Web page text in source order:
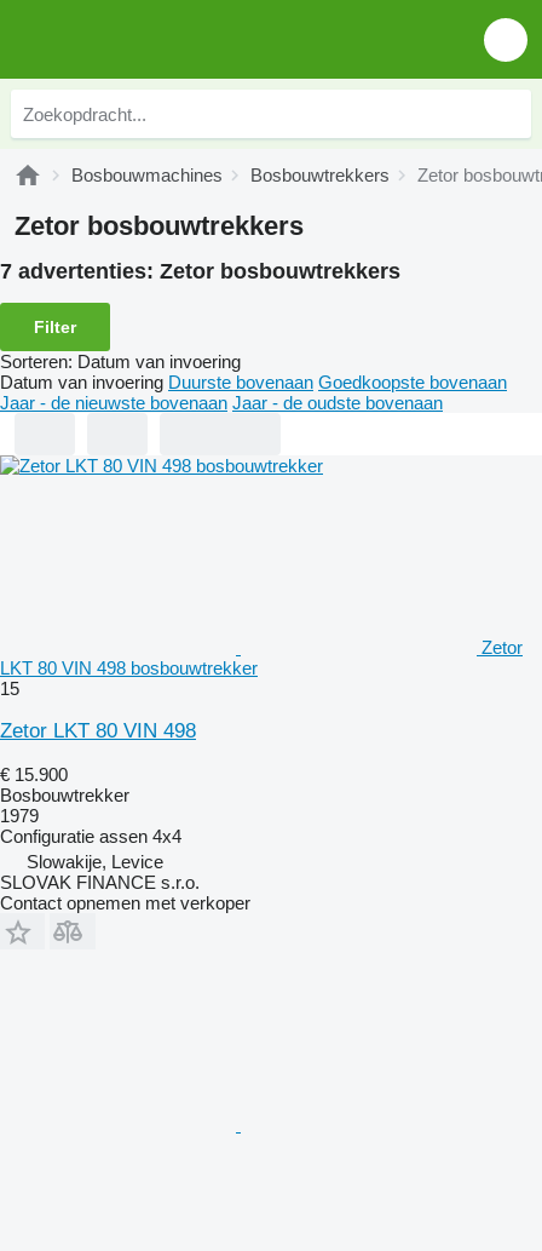
Bosbouwmachines Bosbouwtrekkers Zetor
Zetor bosbouwtrekkers
7 advertenties: Zetor bosbouwtrekkers
Filter
Sorteren: Datum van invoering
Datum van invoering Duurste bovenaan Goedkoopste bovenaan
Jaar - de nieuwste bovenaan Jaar - de oudste bovenaan
Zetor
LKT 80 VIN 498 bosbouwtrekker
15
Zetor LKT 80 VIN 498
€ 15.900
Bosbouwtrekker
1979
Configuratie assen 4x4
Slowakije, Levice
SLOVAK FINANCE s.r.o.
Contact opnemen met verkoper